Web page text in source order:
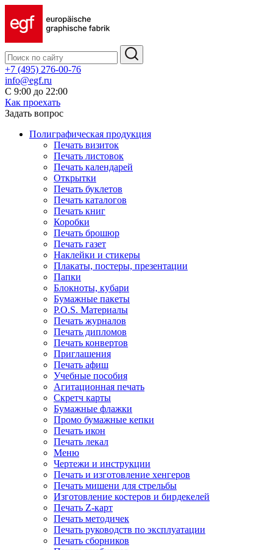
+7 (495) 276-00-76
info@egf.ru
С 9:00 до 22:00
Как проехать
Задать вопрос
Полиграфическая продукция
Печать визиток
Печать листовок
Печать календарей
Открытки
Печать буклетов
Печать каталогов
Печать книг
Коробки
Печать брошюр
Печать газет
Наклейки и стикеры
Плакаты, постеры, презентации
Папки
Блокноты, кубари
Бумажные пакеты
P.O.S. Материалы
Печать журналов
Печать дипломов
Печать конвертов
Приглашения
Печать афиш
Учебные пособия
Агитационная печать
Скретч карты
Бумажные флажки
Промо бумажные кепки
Печать икон
Печать лекал
Меню
Чертежи и инструкции
Печать и изготовление хенгеров
Печать мишени для стрельбы
Изготовление костеров и бирдекелей
Печать Z-карт
Печать методичек
Печать руководств по эксплуатации
Печать сборников